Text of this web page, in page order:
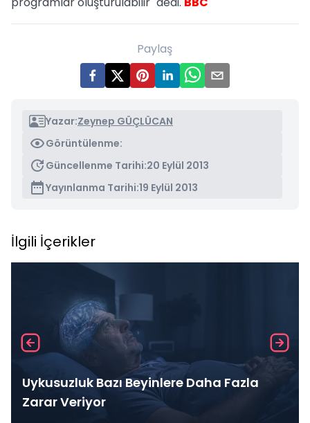
Paylaş
Yazar:Zeynep GÜÇLÜCAN
Görüntülenme:
Güncellenme Tarihi:20 Eylül 2013
Yayınlanma Tarihi:19 Eylül 2013
İlgili İçerikler
Uykusuzluk Bazı Beyinlere Daha Fazla
Zarar Veriyor